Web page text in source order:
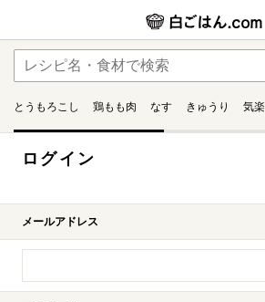
とうもろこし 鶏もも肉 なす きゅうり 気
ログイン
メールアドレス